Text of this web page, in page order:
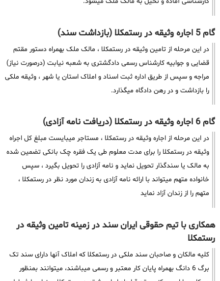
گام 5 اجاره وثیقه در رستمکلا (بازداشت سند)
در این مرحله از تامین وثیقه در رستمکلا ، مالک ملک بهمراه دستور مقتم
قضایی و جوابیه کارشناس رسمی دادگشتری به شعبه نیابت (درصورت نیاز)
مراجه و سپس از طریق اداره ثبت اسناد و املاک استان یا شهر ، وثیقه ملکی
را بازداشت و در رهن دادگاه میگذارد.
گام 6 اجاره وثیقه در رستمکلا (دریافت نامه آزادی)
در این مرحله از اجاره وثیقه در رستمکلا ، مستاجر میبایست مبلغ کل اجراه
وثیقه در رستمکلا را برای مدت معلوم طی یک فقره چک بانکی تضمین شده
به مالک یا سندگذار تحویل نماید و نامه آزادی را تحویل بگیرد ، سپس
خانواده متهم میتواند با ارائه نامه آزادی به زندان مورد نظر در رستمکلا ،
متهم را از زندان آزاد نماید
همکاری با تیم حقوقی ایران سند در زمینه تامین وثیقه در
رستمکلا
کلیه مالکان و صاحبان سند ملکی در رستمکلا که املاک آنها دارای سند تک
برگ 6 دانگ بهمراه پایان کار معتبر و رسمی میباشند، میتوانند بمنظور